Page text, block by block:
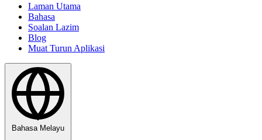
Laman Utama
Bahasa
Soalan Lazim
Blog
Muat Turun Aplikasi
Bahasa Melayu